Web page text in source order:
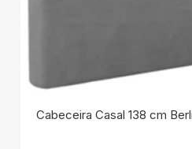
Cabeceira Casal 138 cm